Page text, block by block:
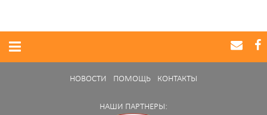
НОВОСТИ ПОМОЩЬ КОНТАКТЫ
НАШИ ПАРТНЕРЫ: